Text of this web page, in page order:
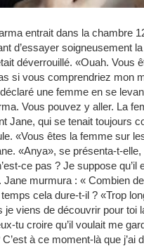
entrait dans la chambre
d’essayer soigneusement
déverrouillé. «Ouah. Vous
si vous comprendriez mon
une femme en se
Vous pouvez y aller. La
Jane, qui se tenait toujours
«Vous êtes la femme sur
«Anya», se présenta-t-elle,
ce pas ? Je suppose qu’il
Jane murmura : « Combien
cela dure-t-il ? «Trop
je viens de découvrir pour toi
tu croire qu’il voulait me
à ce moment-là que j’ai